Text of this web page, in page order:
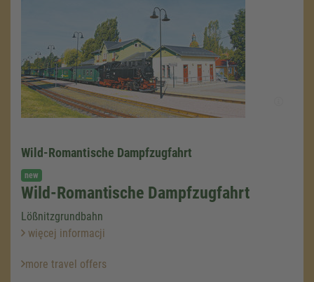
Wild-Romantische Dampfzugfahrt
new
Wild-Romantische Dampfzugfahrt
Lößnitzgrundbahn
więcej informacji
more travel offers
Google Maps service!
We use a third party service to embed map
content that may collect data about your